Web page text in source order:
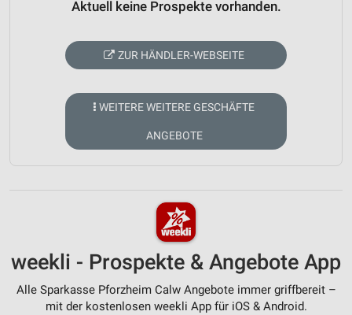
Aktuell keine Prospekte vorhanden.
ZUR HÄNDLER-WEBSEITE
WEITERE WEITERE GESCHÄFTE
ANGEBOTE
weekli - Prospekte & Angebote App
Alle Sparkasse Pforzheim Calw Angebote immer griffbereit –
mit der kostenlosen weekli App für iOS & Android.